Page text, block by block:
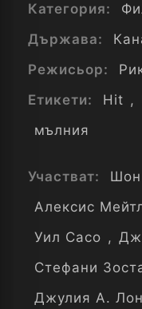
Категория:
Държава:
Режисьор:
Етикети:
Hit ,
мълния
Участват: Шон
Алексис
Уил Сасо ,
Стефани
Джулия А.